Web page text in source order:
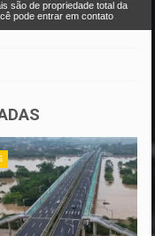
são de propriedade total da
pode entrar em contato